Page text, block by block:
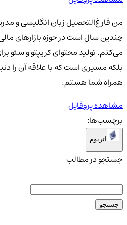
من فارغ‌التحصیل زبان انگلیسی و
چندین سال است در حوزه بازارهای
می‌کنم. تولید محتوای کریپتو و سئو
بلکه مسیری است که با علاقه آن را
همراه شما هستم.
مشاهده پروفایل
برچسب‌ها:
اتریوم
جستجو در مطالب
جستجو